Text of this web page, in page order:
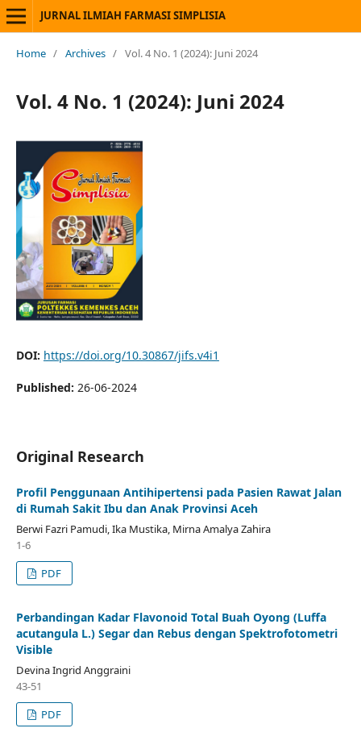
JURNAL ILMIAH FARMASI SIMPLISIA
Home / Archives / Vol. 4 No. 1 (2024): Juni 2024
Vol. 4 No. 1 (2024): Juni 2024
DOI: https://doi.org/10.30867/jifs.v4i1
Published: 26-06-2024
Original Research
Profil Penggunaan Antihipertensi pada Pasien Rawat Jalan
di Rumah Sakit Ibu dan Anak Provinsi Aceh
Berwi Fazri Pamudi, Ika Mustika, Mirna Amalya Zahira
1-6
PDF
Perbandingan Kadar Flavonoid Total Buah Oyong (Luffa
acutangula L.) Segar dan Rebus dengan Spektrofotometri
Visible
Devina Ingrid Anggraini
43-51
PDF